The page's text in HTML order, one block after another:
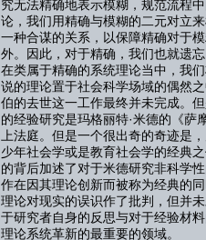
究无法精确地表示模糊，规范流程
论，我们用精确与模糊的二元对立
一种合谋的关系，以保障精确对于
外。因此，对于精确，我们也就遗
在类属于精确的系统理论当中，我
说的理论置于社会科学场域的偶然
伯的去世这一工作最终并未完成。
的经验研究是玛格丽特·米德的《
上法庭。但是一个很出奇的奇迹是
少年社会学或是教育社会学的经典
的背后加述了对于米德研究非科学
作在因其理论创新而被称为经典的
理论对现实的误识作了批判，但并
于研究者自身的反思与对于经验材
理论系统革新的最重要的领域。